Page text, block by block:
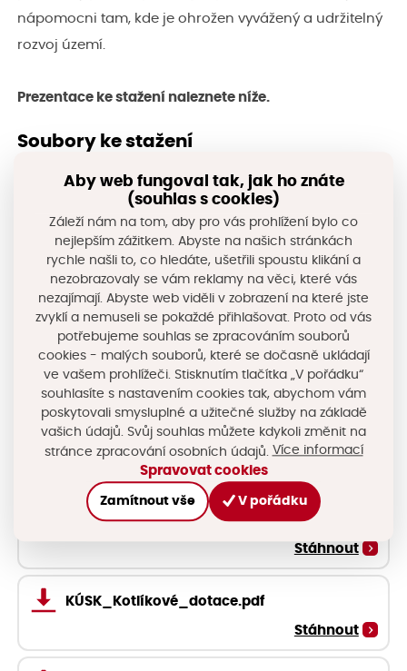
nápomocni tam, kde je ohrožen vyvážený a udržitelný
rozvoj území.
Prezentace ke stažení naleznete níže.
Soubory ke stažení
Kopidlno_závěry.pdf
Stáhnout
CIRI_Analýza_území.pdf
Stáhnout
KÚSK_Analýza_území.pdf
Stáhnout
KÚSK_Analýza_území_2.pdf
KÚSK_Podnikatelé.pdf
Stáhnout
KÚSK_Kotlíkové_dotace.pdf
Stáhnout
Aby web fungoval tak, jak ho znáte
(souhlas s cookies)
Záleží nám na tom, aby pro vás prohlížení bylo co
nejlepším zážitkem. Abyste na našich stránkách
rychle našli to, co hledáte, ušetřili spoustu klikání a
nezobrazovaly se vám reklamy na věci, které vás
nezajímají. Abyste web viděli v zobrazení na které jste
zvyklí a nemuseli se pokaždé přihlašovat. Proto od vás
potřebujeme souhlas se zpracováním souborů
cookies - malých souborů, které se dočasně ukládají
ve vašem prohlížeči. Stisknutím tlačítka „V pořádku“
souhlasíte s nastavením cookies tak, abychom vám
poskytovali smysluplné a užitečné služby na základě
vašich údajů. Svůj souhlas můžete kdykoli změnit na
stránce zpracování osobních údajů. Více informací
Spravovat cookies
Zamítnout vše V pořádku